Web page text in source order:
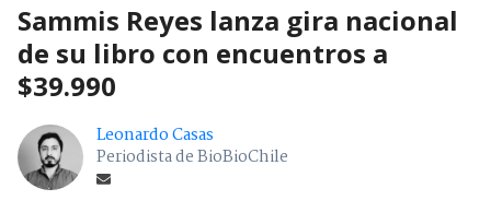
Sammis Reyes lanza gira nacional
de su libro con encuentros a
$39.990
Leonardo Casas
Periodista de BioBioChile